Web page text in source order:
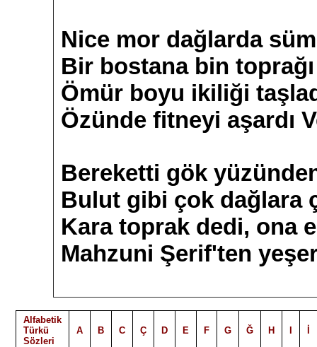
Nice mor dağlarda
Bir bostana bin
Ömür boyu ikiliği
Özünde fitneyi aşardı
Bereketti gök
Bulut gibi çok dağlara
Kara toprak dedi, ona
Mahzuni Şerif'ten
Alfabetik
Türkü
Sözleri
A B C Ç D E F G Ğ H